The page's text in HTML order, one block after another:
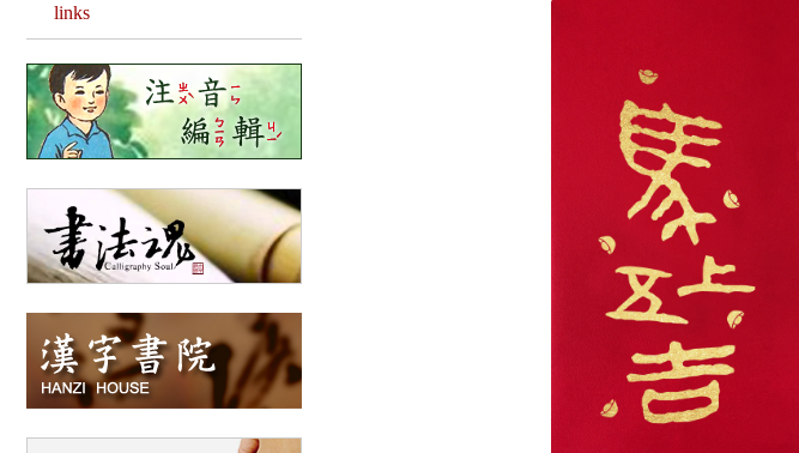
links